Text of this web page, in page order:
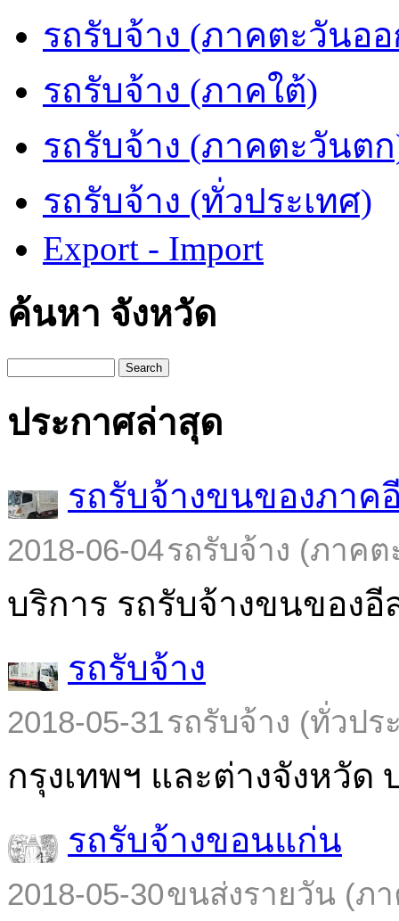
รถรับจ้าง (ภาคตะวันอ
รถรับจ้าง (ภาคใต้)
รถรับจ้าง (ภาคตะวันต
รถรับจ้าง (ทั่วประเทศ)
Export - Import
ค้นหา จังหวัด
Search
ประกาศล่าสุด
รถรับจ้างขนของภาค
2018-06-04รถรับจ้าง (ภาคต
บริการ รถรับจ้างขนของ
รถรับจ้าง
2018-05-31รถรับจ้าง (ทั่วปร
กรุงเทพฯ และต่างจังหวัด
รถรับจ้างขอนแก่น
2018-05-30ขนส่งรายวัน (ภ